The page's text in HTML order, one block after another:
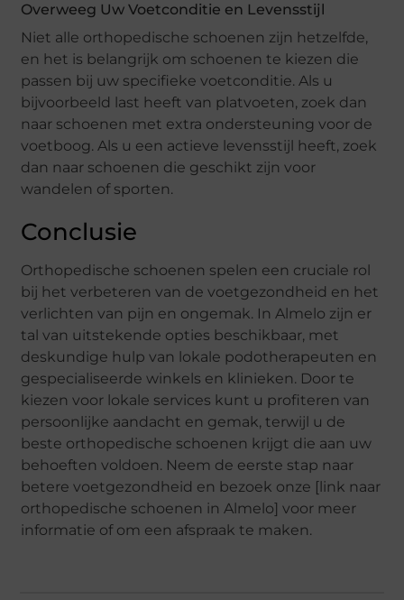
Overweeg Uw Voetconditie en Levensstijl
Niet alle orthopedische schoenen zijn hetzelfde,
en het is belangrijk om schoenen te kiezen die
passen bij uw specifieke voetconditie. Als u
bijvoorbeeld last heeft van platvoeten, zoek dan
naar schoenen met extra ondersteuning voor de
voetboog. Als u een actieve levensstijl heeft, zoek
dan naar schoenen die geschikt zijn voor
wandelen of sporten.
Conclusie
Orthopedische schoenen spelen een cruciale rol
bij het verbeteren van de voetgezondheid en het
verlichten van pijn en ongemak. In Almelo zijn er
tal van uitstekende opties beschikbaar, met
deskundige hulp van lokale podotherapeuten en
gespecialiseerde winkels en klinieken. Door te
kiezen voor lokale services kunt u profiteren van
persoonlijke aandacht en gemak, terwijl u de
beste orthopedische schoenen krijgt die aan uw
behoeften voldoen. Neem de eerste stap naar
betere voetgezondheid en bezoek onze [link naar
orthopedische schoenen in Almelo] voor meer
informatie of om een afspraak te maken.